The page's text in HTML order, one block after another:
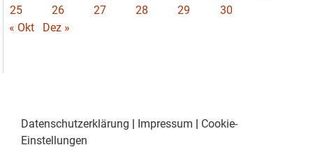
25
26 27 28 29
30
« Okt
Dez »
Datenschutzerklärung | Impressum | Cookie-
Einstellungen